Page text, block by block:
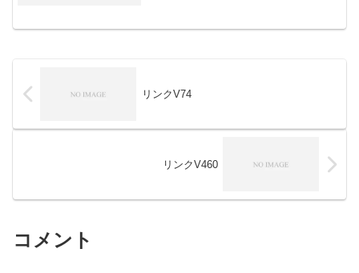
リンクV74
リンクV460
コメント